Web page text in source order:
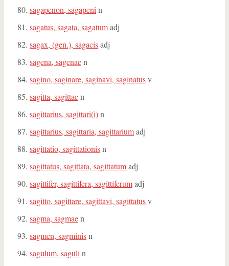
sagapenon, sagapeni n
sagatus, sagata, sagatumadj
sagax, (gen.), sagacisadj
sagena, sagenaen
sagino, saginare, saginavi, saginatusv
sagitta, sagittaen
sagittarius, sagittari(i)n
sagittarius, sagittaria, sagittariumadj
sagittatio, sagittationisn
sagittatus, sagittata, sagittatumadj
sagittifer, sagittifera, sagittiferumadj
sagitto, sagittare, sagittavi, sagittatusv
sagma, sagmaen
sagmen, sagminisn
sagulum, saguli n